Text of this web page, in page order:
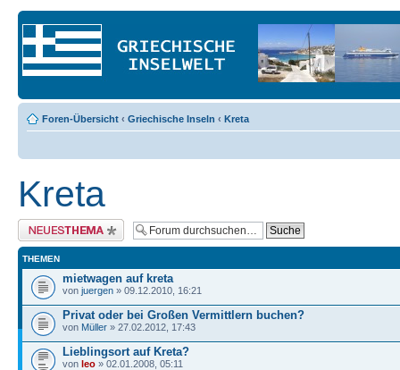
Foren-Übersicht ‹ Griechische Inseln ‹ Kreta
Kreta
Neues Thema erstellen
THEMEN
mietwagen auf kreta
von juergen » 09.12.2010, 16:21
Privat oder bei Großen Vermittlern buchen?
von Müller » 27.02.2012, 17:43
Lieblingsort auf Kreta?
von leo » 02.01.2008, 05:11